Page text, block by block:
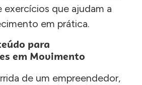
exercícios que ajudam a
em prática.
para
em Movimento
de um empreendedor,